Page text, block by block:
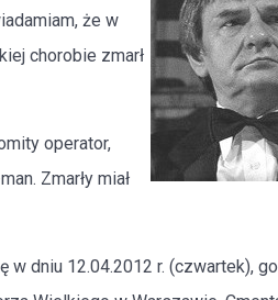
że w
chorobie zmarł
operator,
Zmarły miał
w dniu 12.04.2012 r. (czwartek),